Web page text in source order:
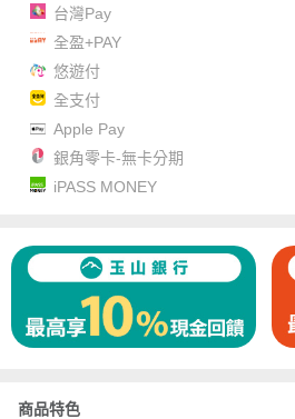
台灣Pay
全盈+PAY
悠遊付
全支付
Apple Pay
銀角零卡-無卡分期
iPASS MONEY
商品特色